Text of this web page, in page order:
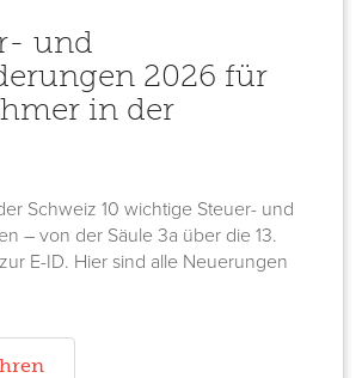
und
2026 für
in der
Schweiz 10 wichtige Steuer- und
– von der Säule 3a über die 13.
E-ID. Hier sind alle Neuerungen